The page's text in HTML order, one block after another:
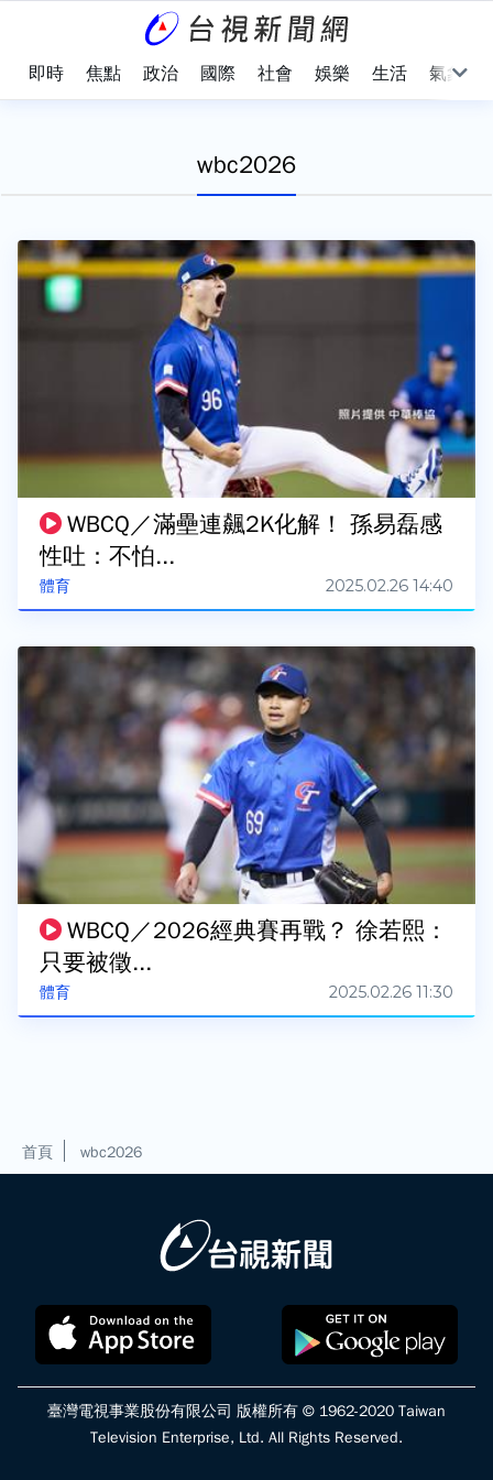
即時 焦點 政治 國際 社會 娛樂 生活 氣象
wbc2026
體育
WBCQ／滿壘連飆2K化解！ 孫易磊感
性吐：不怕...
2025.02.26 14:40
體育
WBCQ／2026經典賽再戰？ 徐若熙：
只要被徵...
2025.02.26 11:30
首頁 wbc2026
臺灣電視事業股份有限公司 版權所有 © 1962-2020 Taiwan
Television Enterprise, Ltd. All Rights Reserved.